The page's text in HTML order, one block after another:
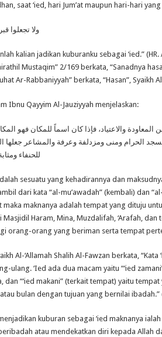
saat ‘ied, hari Jum’at maupun hari-hari
ولا تجعلوا
kalian jadikan kuburanku sebagai ‘ied.”
Mustaqim” 2/169 berkata, “Sanadnya
Ar-Rabbaniyyah” berkata, “Hasan”, Syaikh
Ibnu Qayyim Al-Jauziyyah menjelaskan:
والاعتياد، فإذا كان اسماً للمكان فهو
الحرام ومنى ومزدلفة وعرفة والمشاعر جعلها
للحنفاء
sesuatu yang kehadirannya dan
dari kata “al-mu’awadah” (kembali) dan
maka maknanya adalah tempat yang dituju
Masjidil Haram, Mina, Muzdalifah, ‘Arafah,
orang-orang yang beriman serta tempat
Al-‘Allamah Shalih Al-Fawzan berkata,
ulang. ‘Ied ada dua macam yaitu “‘ied
dan “‘ied makani” (terkait tempat) yaitu
bulan dengan tujuan yang bernilai ibadah.”
kuburan sebagai ‘ied maknanya
atau mendekatkan diri kepada Allah